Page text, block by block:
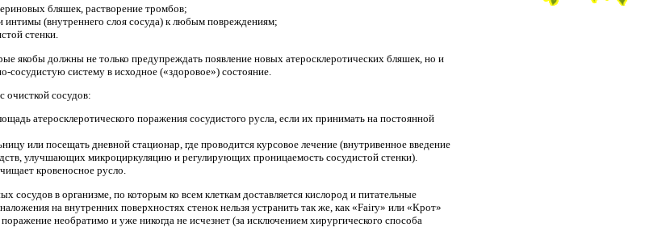
бляшек, растворение тромбов;
интимы (внутреннего слоя сосуда) к любым повреждениям;
стенки.
якобы должны не только предупреждать появление новых атеросклеротических бляшек, но и
систему в исходное («здоровое») состояние.
очисткой сосудов:
атеросклеротического поражения сосудистого русла, если их принимать на постоянной
или посещать дневной стационар, где проводится курсовое лечение (внутривенное введение
улучшающих микроциркуляцию и регулирующих проницаемость сосудистой стенки).
кровеносное русло.
сосудов в организме, по которым ко всем клеткам доставляется кислород и питательные
на внутренних поверхностях стенок нельзя устранить так же, как «Fairy» или «Крот»
необратимо и уже никогда не исчезнет (за исключением хирургического способа